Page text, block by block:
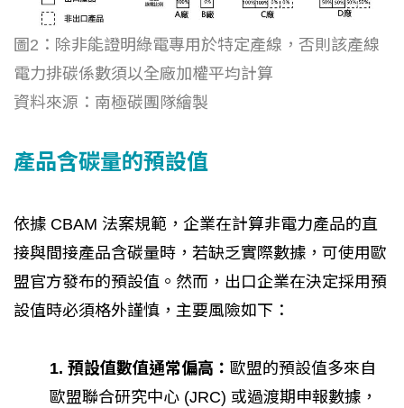
圖2：除非能證明綠電專用於特定產線，否則該產線
電力排碳係數須以全廠加權平均計算
資料來源：南極碳團隊繪製
產品含碳量的預設值
依據 CBAM 法案規範，企業在計算非電力產品的直
接與間接產品含碳量時，若缺乏實際數據，可使用歐
盟官方發布的預設值。然而，出口企業在決定採用預
設值時必須格外謹慎，主要風險如下：
1. 預設值數值通常偏高： 歐盟的預設值多來自
歐盟聯合研究中心 (JRC) 或過渡期申報數據，